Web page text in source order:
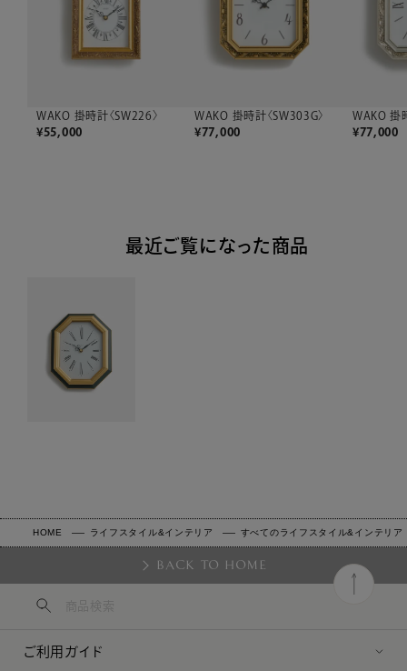
WAKO 掛時計〈SW226〉
¥55,000
WAKO 掛時計〈SW303G〉
¥77,000
WAKO 掛
¥77,000
最近ご覧になった商品
HOME ライフスタイル&インテリア すべてのライフスタイル&インテリア
BACK TO HOME
ご利用ガイド